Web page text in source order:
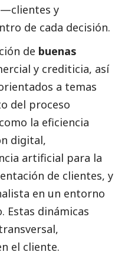
—clientes y
de cada decisión.
de buenas
y crediticia, así
a temas
del proceso
la eficiencia
digital,
artificial para la
de clientes, y
en un entorno
Estas dinámicas
el cliente.